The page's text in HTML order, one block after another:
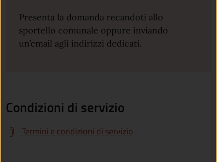
Presenta la domanda recandoti allo
sportello comunale oppure inviando
un’email agli indirizzi dedicati.
Condizioni di servizio
Termini e condizioni di servizio